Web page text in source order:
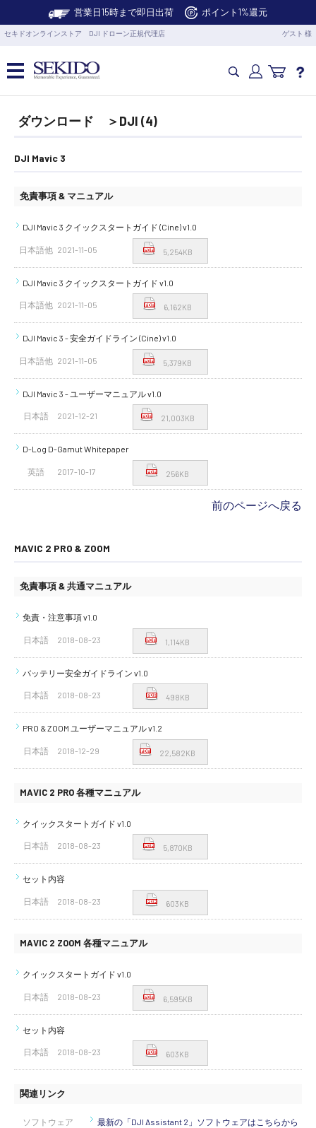
営業日15時まで即日出荷 ポイント1%還元
セキドオンラインストア DJI ドローン正規代理店 ゲスト 様
カメラドローン・生活家電
カメラ・スタビライザー
業務用ドローン・業務関連製品
水中ドローン(ROV)・水中スクーター
RC・ロボット部品
講習会･国家資格･WEBセミナー
定期配信!
サポート・Q&A / 法人・学生のお客様
取扱店舗一覧
SEKIDO 会社概要
ダウンロード ＞DJI (4)
DJI Mavic 3
免責事項 & マニュアル
DJI Mavic 3 クイックスタートガイド (Cine) v1.0
日本語他 2021-11-05 5,254KB
DJI Mavic 3 クイックスタートガイド v1.0
日本語他 2021-11-05 6,162KB
DJI Mavic 3 - 安全ガイドライン (Cine) v1.0
日本語他 2021-11-05 5,379KB
DJI Mavic 3 - ユーザーマニュアル v1.0
日本語 2021-12-21 21,003KB
D-Log D-Gamut Whitepaper
英語 2017-10-17 256KB
前のページへ戻る
MAVIC 2 PRO & ZOOM
免責事項 & 共通マニュアル
免責・注意事項 v1.0
日本語 2018-08-23 1,114KB
バッテリー安全ガイドライン v1.0
日本語 2018-08-23 498KB
PRO & ZOOM ユーザーマニュアル v1.2
日本語 2018-12-29 22,582KB
MAVIC 2 PRO 各種マニュアル
クイックスタートガイド v1.0
日本語 2018-08-23 5,870KB
セット内容
日本語 2018-08-23 603KB
MAVIC 2 ZOOM 各種マニュアル
クイックスタートガイド v1.0
日本語 2018-08-23 6,595KB
セット内容
日本語 2018-08-23 603KB
関連リンク
ソフトウェア 最新の「DJI Assistant 2」ソフトウェアはこちらから